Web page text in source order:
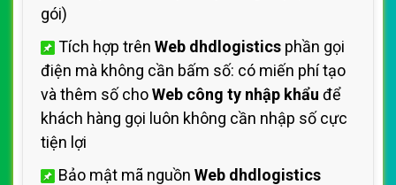
gói)
Tích hợp trên Web dhdlogistics phần gọi
điện mà không cần bấm số: có miến phí tạo
và thêm số choWeb công ty nhập khẩu để
khách hàng gọi luôn không cần nhập số cực
tiện lợi
Bảo mật mã nguồn Web dhdlogistics